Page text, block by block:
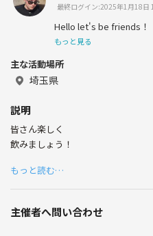
最終ログイン:2025年1月18日
Hello let's be friends！
もっと見る
主な活動場所
埼玉県
説明
皆さん楽しく
飲みましょう！
もっと読む…
主催者へ問い合わせ